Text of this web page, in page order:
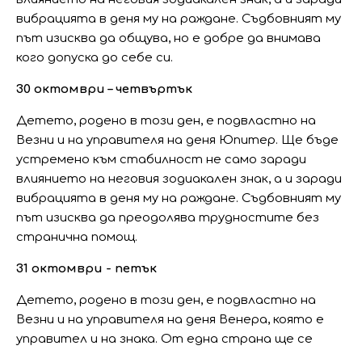
вибрацията в деня му на раждане. Съдбовният му
път изисква да общува, но е добре да внимава
кого допуска до себе си.
30 октомври – четвъртък
Детето, родено в този ден, е подвластно на
Везни и на управителя на деня Юпитер. Ще бъде
устремено към стабилност не само заради
влиянието на неговия зодиакален знак, а и заради
вибрацията в деня му на раждане. Съдбовният му
път изисква да преодолява трудностите без
странична помощ.
31 октомври - петък
Детето, родено в този ден, е подвластно на
Везни и на управителя на деня Венера, която е
управител и на знака. От една страна ще се